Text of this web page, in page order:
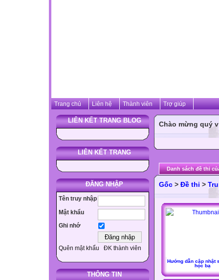
Trang chủ Liên hệ Thành viên Trợ giúp
LIÊN KẾT TRANG BLOG
LIÊN KẾT TRANG
ĐĂNG NHẬP
Tên truy nhập
Mật khẩu
Ghi nhớ
Quên mật khẩu ĐK thành viên
THÔNG TIN
Chào mừng quý
Danh sách đề thi
Gốc > Đề thi >
Hướng dẫn cập nhật
học bạ